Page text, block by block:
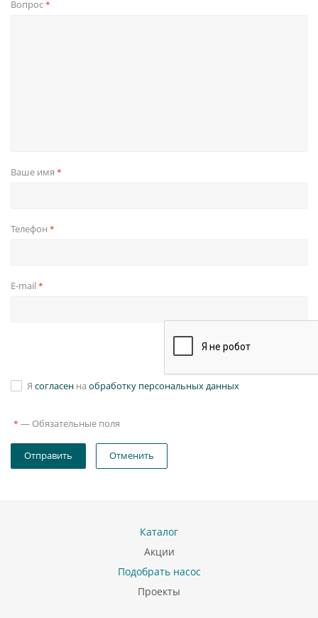
Вопрос*
Ваше имя *
Телефон *
E-mail *
Я согласен на обработку персональных данных
* — Обязательные поля
Отправить Отменить
Каталог
Акции
Подобрать насос
Проекты